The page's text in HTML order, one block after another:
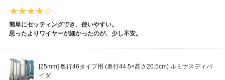
簡単にセッティングでき、使いやすい。
思ったよりワイヤーが細かったのが、少し不安。
[25mm] 奥行46タイプ用 (奥行44.5×高さ20.5cm) ルミナスディバ
イダ